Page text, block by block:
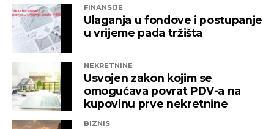
ITSS”, “Sirius 2010”, “Kaldera”, “K-2 Audio” u čijem je
vlasništvu Alternativna televizija, “Una World” u
čijem je vlasništvu bila “Una TV”.
Iz “Infinity-ja” su tada saopštili da će bez posla ostati
oko 800 ljudi, a spas su potražili u registrovanju
novih kompanija i promjenama vlasničke strukture,
pretvarajućći dotatašnje rukovodioce u vlasnike.
FINANSIJE
Ulaganja u fondove i postupanje
u vrijeme pada tržišta
NEKRETNINE
Usvojen zakon kojim se
omogućava povrat PDV-a na
kupovinu prve nekretnine
BIZNIS